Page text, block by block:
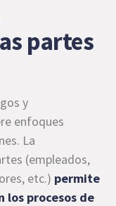
partes
y
enfoques
La
(empleados,
etc.) permite
los procesos de